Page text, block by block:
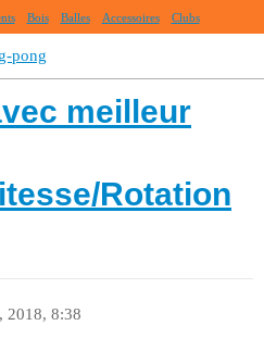
Bois Balles Accessoires Clubs
pong
meilleur
Rotation
2018, 8:38